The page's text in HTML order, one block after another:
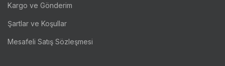
Kargo ve Gönderim
Şartlar ve Koşullar
Mesafeli Satış Sözleşmesi